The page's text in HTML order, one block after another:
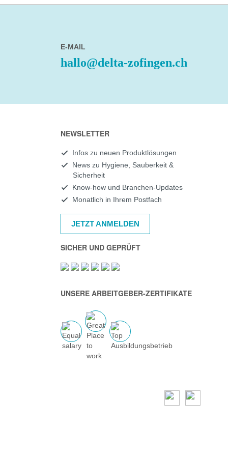
E-MAIL
hallo@delta-zofingen.ch
NEWSLETTER
Infos zu neuen Produktlösungen
News zu Hygiene, Sauberkeit &
Sicherheit
Know-how und Branchen-Updates
Monatlich in Ihrem Postfach
JETZT ANMELDEN
SICHER UND GEPRÜFT
UNSERE ARBEITGEBER-ZERTIFIKATE